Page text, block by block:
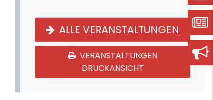
ALLE VERANSTALTUNGEN
VERANSTALTUNGEN
DRUCKANSICHT